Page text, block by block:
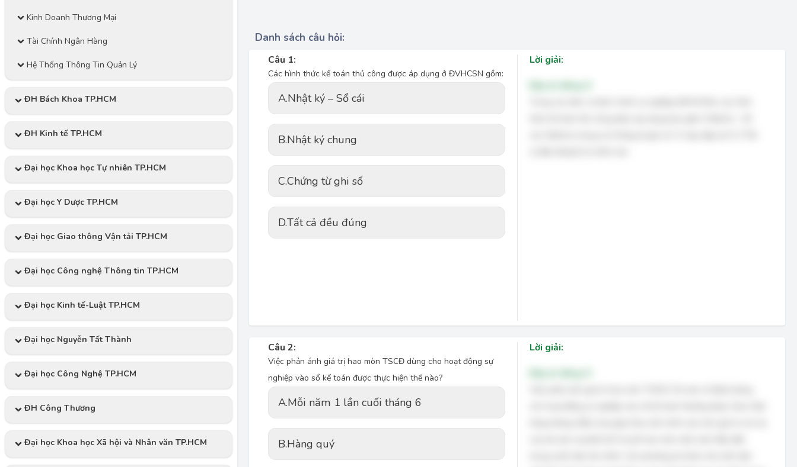
Kinh Doanh Thương Mại
Tài Chính Ngân Hàng
Hệ Thống Thông Tin Quản Lý
ĐH Bách Khoa TP.HCM
ĐH Kinh tế TP.HCM
Đại học Khoa học Tự nhiên TP.HCM
Đại học Y Dược TP.HCM
Đại học Giao thông Vận tải TP.HCM
Đại học Công nghệ Thông tin TP.HCM
Đại học Kinh tế-Luật TP.HCM
Đại học Nguyễn Tất Thành
Đại học Công Nghệ TP.HCM
ĐH Công Thương
Đại học Khoa học Xã hội và Nhân văn TP.HCM
Danh sách câu hỏi:
Câu 1:
Các hình thức kế toán thủ công được áp dụng ở ĐVHCSN gồm:
A.Nhật ký – Sổ cái
B.Nhật ký chung
C.Chứng từ ghi sổ
D.Tất cả đều đúng
Lời giải:
Câu 2:
Việc phản ánh giá trị hao mòn TSCĐ dùng cho hoạt động sự
nghiệp vào sổ kế toán được thực hiện thế nào?
A.Mỗi năm 1 lần cuối tháng 6
B.Hàng quý
Lời giải: